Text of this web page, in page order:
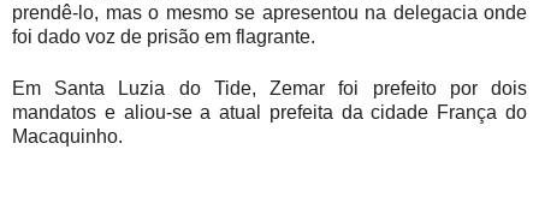
prendê-lo, mas o mesmo se apresentou na delegacia onde
foi dado voz de prisão em flagrante.
Em Santa Luzia do Tide, Zemar foi prefeito por dois
mandatos e aliou-se a atual prefeita da cidade França do
Macaquinho.